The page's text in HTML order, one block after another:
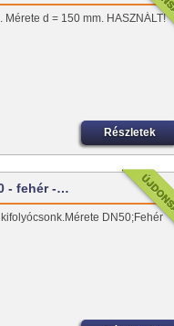
d = 150 mm. HASZNÁLT!
Részletek
- fehér -…
DN50;Fehér